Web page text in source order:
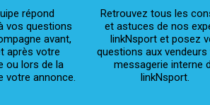
répond
vos questions
avant,
après votre
ou lors de la
votre annonce.
Retrouvez tous les
et astuces de nos
linkNsport et posez
questions aux vendeurs
messagerie interne
linkNsport.